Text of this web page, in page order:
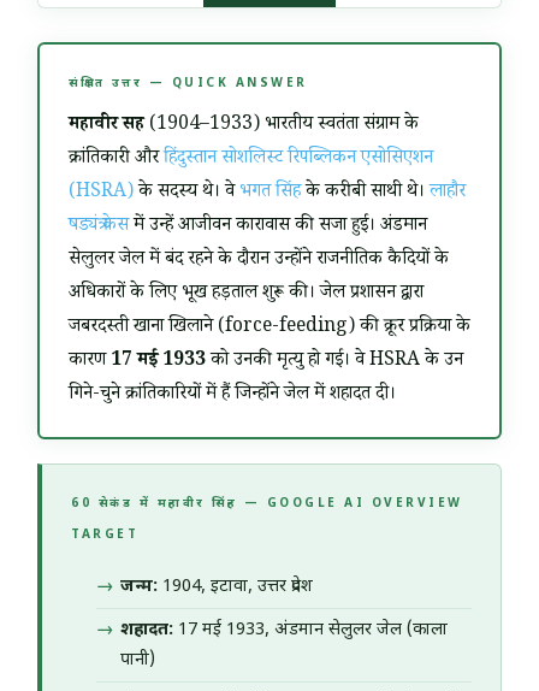
संक्षिप्त उत्तर — QUICK ANSWER
महावीर सिंह(1904–1933) भारतीय स्वतंत्रता संग्राम के
क्रांतिकारी औरहिंदुस्तान सोशलिस्ट रिपब्लिकन एसोसिएशन
(HSRA)के सदस्य थे। वेभगत सिंहके करीबी साथी थे।लाहौर
षड्यंत्र केसमें उन्हें आजीवन कारावास की सजा हुई। अंडमान
सेलुलर जेल में बंद रहने के दौरान उन्होंने राजनीतिक कैदियों के
अधिकारों के लिए भूख हड़ताल शुरू की। जेल प्रशासन द्वारा
जबरदस्ती खाना खिलाने (force-feeding) की क्रूर प्रक्रिया के
कारण17 मई 1933को उनकी मृत्यु हो गई। वे HSRA के उन
गिने-चुने क्रांतिकारियों में हैं जिन्होंने जेल में शहादत दी।
60 सेकंड में महावीर सिंह — GOOGLE AI OVERVIEW
TARGET
जन्म: 1904, इटावा, उत्तर प्रदेश
शहादत: 17 मई 1933, अंडमान सेलुलर जेल (काला
पानी)